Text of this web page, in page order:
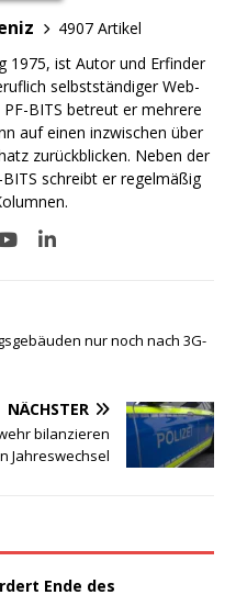
4907 Artikel
1975, ist Autor und Erfinder
selbstständiger Web-
BITS betreut er mehrere
auf einen inzwischen über
zurückblicken. Neben der
schreibt er regelmäßig
nur noch nach 3G-
NÄCHSTER
bilanzieren
Jahreswechsel
Ende des